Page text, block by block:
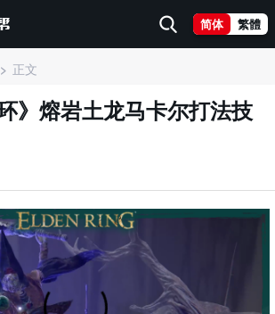
简体 繁體
正文
》熔岩土龙马卡尔打法技